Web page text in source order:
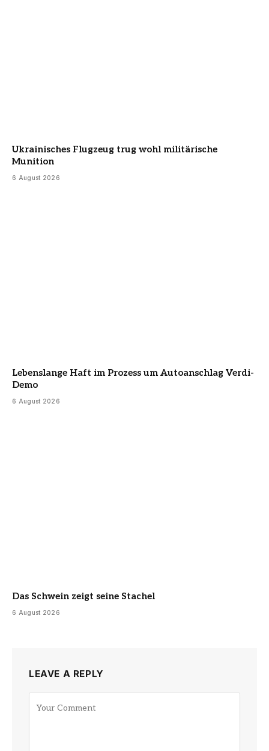
Ukrainisches Flugzeug trug wohl militärische
Munition
6 August 2026
Lebenslange Haft im Prozess um Autoanschlag Verdi-
Demo
6 August 2026
Das Schwein zeigt seine Stachel
6 August 2026
LEAVE A REPLY